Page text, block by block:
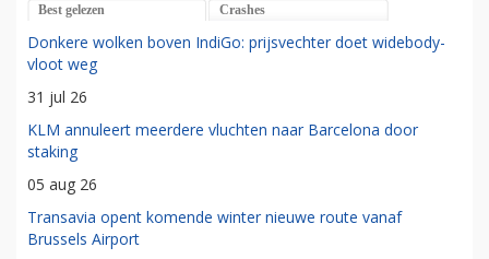
Best gelezen Crashes
Donkere wolken boven IndiGo: prijsvechter doet widebody-
vloot weg
31 jul 26
KLM annuleert meerdere vluchten naar Barcelona door
staking
05 aug 26
Transavia opent komende winter nieuwe route vanaf
Brussels Airport